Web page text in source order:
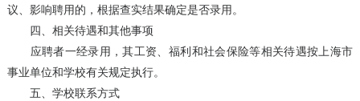
议、影响聘用的，根据查实结果确定是否录用。
四、相关待遇和其他事项
应聘者一经录用，其工资、福利和社会保险等相关待遇按上海市
事业单位和学校有关规定执行。
五、学校联系方式